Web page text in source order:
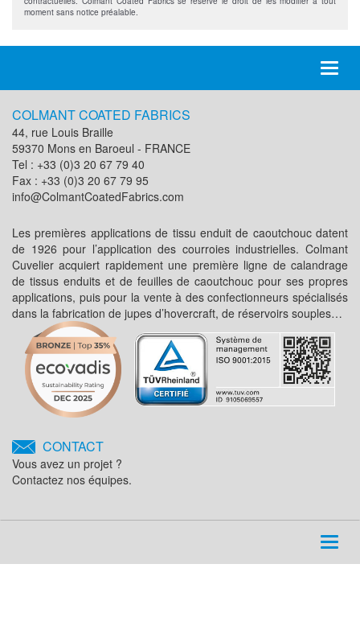
moment sans notice préalable.
COLMANT COATED FABRICS
44, rue Louis Braille
59370 Mons en Baroeul - FRANCE
Tel : +33 (0)3 20 67 79 40
Fax : +33 (0)3 20 67 79 95
info@ColmantCoatedFabrics.com
Les premières applications de tissu enduit de caoutchouc datent
de 1926 pour l’application des courroies industrielles. Colmant
Cuvelier acquiert rapidement une première ligne de calandrage
de tissus enduits et de feuilles de caoutchouc pour ses propres
applications, puis pour la vente à des confectionneurs spécialisés
dans la fabrication de jupes d’hovercraft, de réservoirs souples…
CONTACT
Vous avez un projet ?
Contactez nos équipes.